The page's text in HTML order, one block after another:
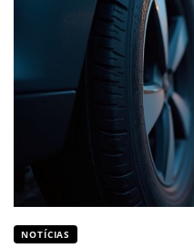
NOTÍCIAS